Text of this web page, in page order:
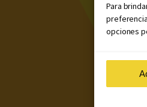
Para
opciones